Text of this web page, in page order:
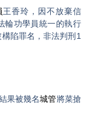
王香玲，因不放棄信
輪功學員統一的執行
陷罪名，非法判刑1
果被幾名城管將菜搶